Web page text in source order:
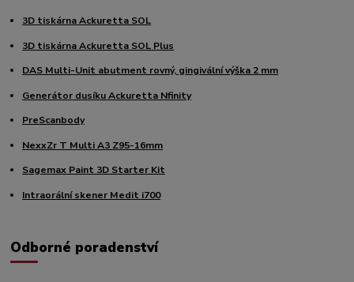
3D tiskárna Ackuretta SOL
3D tiskárna Ackuretta SOL Plus
DAS Multi-Unit abutment rovný, gingivální výška 2 mm
Generátor dusíku Ackuretta Nfinity
PreScanbody
NexxZr T Multi A3 Z95-16mm
Sagemax Paint 3D Starter Kit
Intraorální skener Medit i700
Odborné poradenství